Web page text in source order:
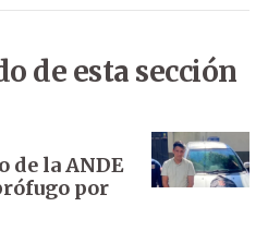
de esta sección
de la ANDE
por